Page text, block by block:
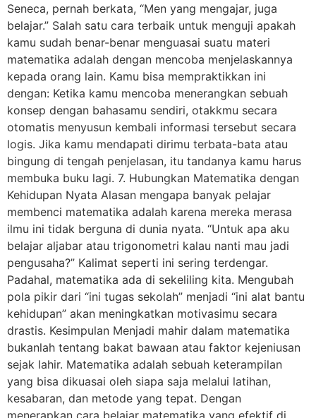
Seneca, pernah berkata, “Men yang mengajar, juga
belajar.” Salah satu cara terbaik untuk menguji apakah
kamu sudah benar-benar menguasai suatu materi
matematika adalah dengan mencoba menjelaskannya
kepada orang lain. Kamu bisa mempraktikkan ini
dengan: Ketika kamu mencoba menerangkan sebuah
konsep dengan bahasamu sendiri, otakkmu secara
otomatis menyusun kembali informasi tersebut secara
logis. Jika kamu mendapati dirimu terbata-bata atau
bingung di tengah penjelasan, itu tandanya kamu harus
membuka buku lagi. 7. Hubungkan Matematika dengan
Kehidupan Nyata Alasan mengapa banyak pelajar
membenci matematika adalah karena mereka merasa
ilmu ini tidak berguna di dunia nyata. “Untuk apa aku
belajar aljabar atau trigonometri kalau nanti mau jadi
pengusaha?” Kalimat seperti ini sering terdengar.
Padahal, matematika ada di sekeliling kita. Mengubah
pola pikir dari “ini tugas sekolah” menjadi “ini alat bantu
kehidupan” akan meningkatkan motivasimu secara
drastis. Kesimpulan Menjadi mahir dalam matematika
bukanlah tentang bakat bawaan atau faktor kejeniusan
sejak lahir. Matematika adalah sebuah keterampilan
yang bisa dikuasai oleh siapa saja melalui latihan,
kesabaran, dan metode yang tepat. Dengan
menerapkan cara belajar matematika yang efektif di